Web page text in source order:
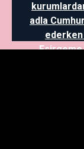
adla
Esirgeme